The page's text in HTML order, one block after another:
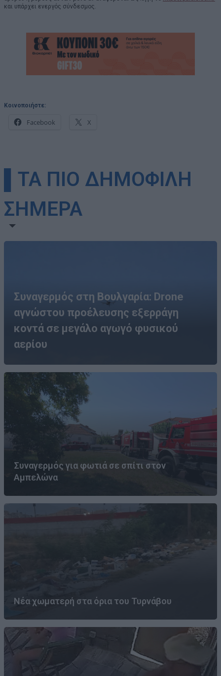
και υπάρχει ενεργός σύνδεσμος.
Κοινοποιήστε:
Facebook X
▌ΤΑ ΠΙΟ ΔΗΜΟΦΙΛΗ
ΣΗΜΕΡΑ
Συναγερμός στη Βουλγαρία: Drone
αγνώστου προέλευσης εξερράγη
κοντά σε μεγάλο αγωγό φυσικού
αερίου
Συναγερμός για φωτιά σε σπίτι στον
Αμπελώνα
Νέα χωματερή στα όρια του Τυρνάβου